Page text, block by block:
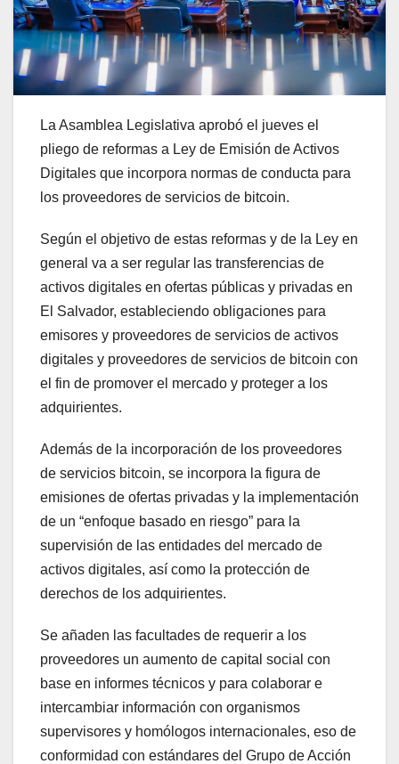
La Asamblea Legislativa aprobó el jueves el
pliego de reformas a Ley de Emisión de Activos
Digitales que incorpora normas de conducta para
los proveedores de servicios de bitcoin.
Según el objetivo de estas reformas y de la Ley en
general va a ser regular las transferencias de
activos digitales en ofertas públicas y privadas en
El Salvador, estableciendo obligaciones para
emisores y proveedores de servicios de activos
digitales y proveedores de servicios de bitcoin con
el fin de promover el mercado y proteger a los
adquirientes.
Además de la incorporación de los proveedores
de servicios bitcoin, se incorpora la figura de
emisiones de ofertas privadas y la implementación
de un “enfoque basado en riesgo” para la
supervisión de las entidades del mercado de
activos digitales, así como la protección de
derechos de los adquirientes.
Se añaden las facultades de requerir a los
proveedores un aumento de capital social con
base en informes técnicos y para colaborar e
intercambiar información con organismos
supervisores y homólogos internacionales, eso de
conformidad con estándares del Grupo de Acción